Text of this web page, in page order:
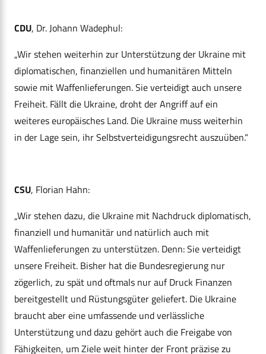
CDU, Dr. Johann Wadephul:
„Wir stehen weiterhin zur Unterstützung der Ukraine mit
diplomatischen, finanziellen und humanitären Mitteln
sowie mit Waffenlieferungen. Sie verteidigt auch unsere
Freiheit. Fällt die Ukraine, droht der Angriff auf ein
weiteres europäisches Land. Die Ukraine muss weiterhin
in der Lage sein, ihr Selbstverteidigungsrecht auszuüben.“
CSU, Florian Hahn:
„Wir stehen dazu, die Ukraine mit Nachdruck diplomatisch,
finanziell und humanitär und natürlich auch mit
Waffenlieferungen zu unterstützen. Denn: Sie verteidigt
unsere Freiheit. Bisher hat die Bundesregierung nur
zögerlich, zu spät und oftmals nur auf Druck Finanzen
bereitgestellt und Rüstungsgüter geliefert. Die Ukraine
braucht aber eine umfassende und verlässliche
Unterstützung und dazu gehört auch die Freigabe von
Fähigkeiten, um Ziele weit hinter der Front präzise zu